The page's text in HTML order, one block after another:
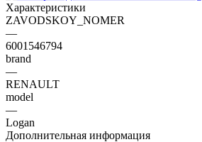
Характеристики
ZAVODSKOY_NOMER
—
6001546794
brand
—
RENAULT
model
—
Logan
Дополнительная информация